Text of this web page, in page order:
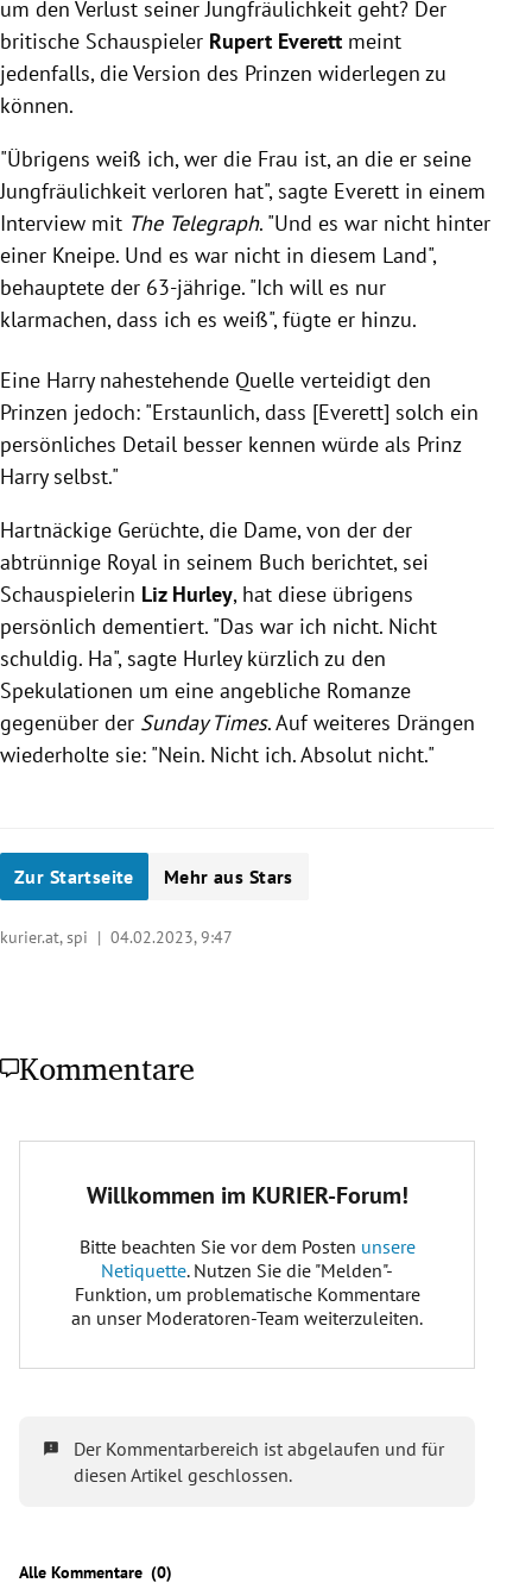
um den Verlust seiner Jungfräulichkeit geht? Der
britische Schauspieler Rupert Everett meint
jedenfalls, die Version des Prinzen widerlegen zu
können.
"Übrigens weiß ich, wer die Frau ist, an die er seine
Jungfräulichkeit verloren hat", sagte Everett in einem
Interview mit The Telegraph. "Und es war nicht hinter
einer Kneipe. Und es war nicht in diesem Land",
behauptete der 63-jährige. "Ich will es nur
klarmachen, dass ich es weiß", fügte er hinzu.
Eine Harry nahestehende Quelle verteidigt den
Prinzen jedoch: "Erstaunlich, dass [Everett] solch ein
persönliches Detail besser kennen würde als Prinz
Harry selbst."
Hartnäckige Gerüchte, die Dame, von der der
abtrünnige Royal in seinem Buch berichtet, sei
Schauspielerin Liz Hurley, hat diese übrigens
persönlich dementiert. "Das war ich nicht. Nicht
schuldig. Ha", sagte Hurley kürzlich zu den
Spekulationen um eine angebliche Romanze
gegenüber der Sunday Times. Auf weiteres Drängen
wiederholte sie: "Nein. Nicht ich. Absolut nicht."
Zur Startseite Mehr aus Stars
kurier.at, spi | 04.02.2023, 9:47
Kommentare